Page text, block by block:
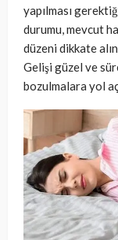
yapılması
durumu, mevcut
düzeni dikkate
Gelişi güzel ve
bozulmalara yol